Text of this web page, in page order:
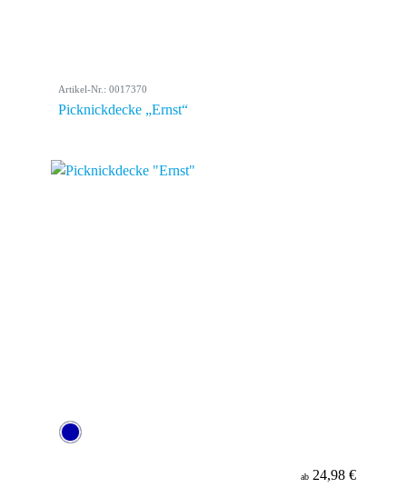
Artikel-Nr.: 0017370
Picknickdecke „Ernst“
ab 24,98 €